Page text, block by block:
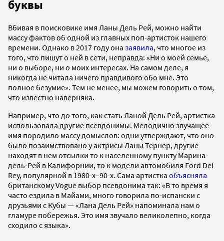
буквы
Вбивая в поисковике имя Ланы Дель Рей, можно найти
массу фактов об одной из главных поп-артисток нашего
времени. Однако в 2017 году она заявила, что многое из
того, что пишут о ней в сети, неправда: «Ни о моей семье,
ни о выборе, ни о моих интересах. На самом деле, я
никогда не читала ничего правдивого обо мне. Это
полное безумие». Тем не менее, мы можем говорить о том,
что известно наверняка.
Например, что до того, как стать Ланой Дель Рей, артистка
использовала другие псевдонимы. Мелодично звучащее
имя породило массу домыслов: одни утверждают, что оно
было позаимствовано у актрисы Ланы Тернер, другие
находят в нем отсылки то к населенному пункту Марина-
дель-Рей в Калифорнии, то к модели автомобиля Ford Del
Rey, популярной в 1980-х–90-х. Сама артистка объясняла
британскому Vogue выбор псевдонима так: «В то время я
часто ездила в Майами, много говорила по-испански с
друзьями с Кубы — «Лана Дель Рей» напоминала нам о
гламуре побережья. Это имя звучало великолепно, когда
сходило с языка».